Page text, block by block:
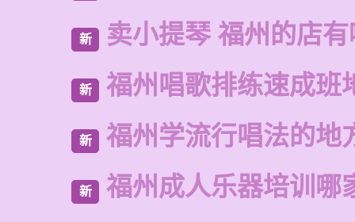
新 卖小提琴 福州的店
新 福州唱歌排练速成班
新 福州学流行唱法的地
新 福州成人乐器培训哪